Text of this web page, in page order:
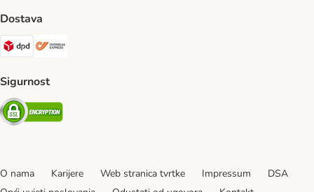
Dostava
DPD Shipping Method
Sigurnost
Security
O nama Karijere Web stranica tvrtke Impressum
DSA